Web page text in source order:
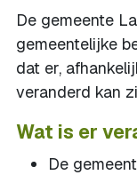
De gemeente
gemeentelijke
dat er,
veranderd kan
Wat is er
De